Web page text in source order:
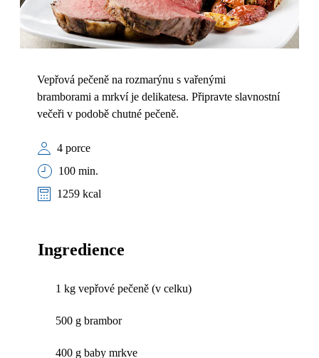
Vepřová pečeně na rozmarýnu s vařenými
bramborami a mrkví je delikatesa. Připravte slavnostní
večeři v podobě chutné pečeně.
4 porce
100 min.
1259 kcal
Ingredience
1 kg vepřové pečeně (v celku)
500 g brambor
400 g baby mrkve